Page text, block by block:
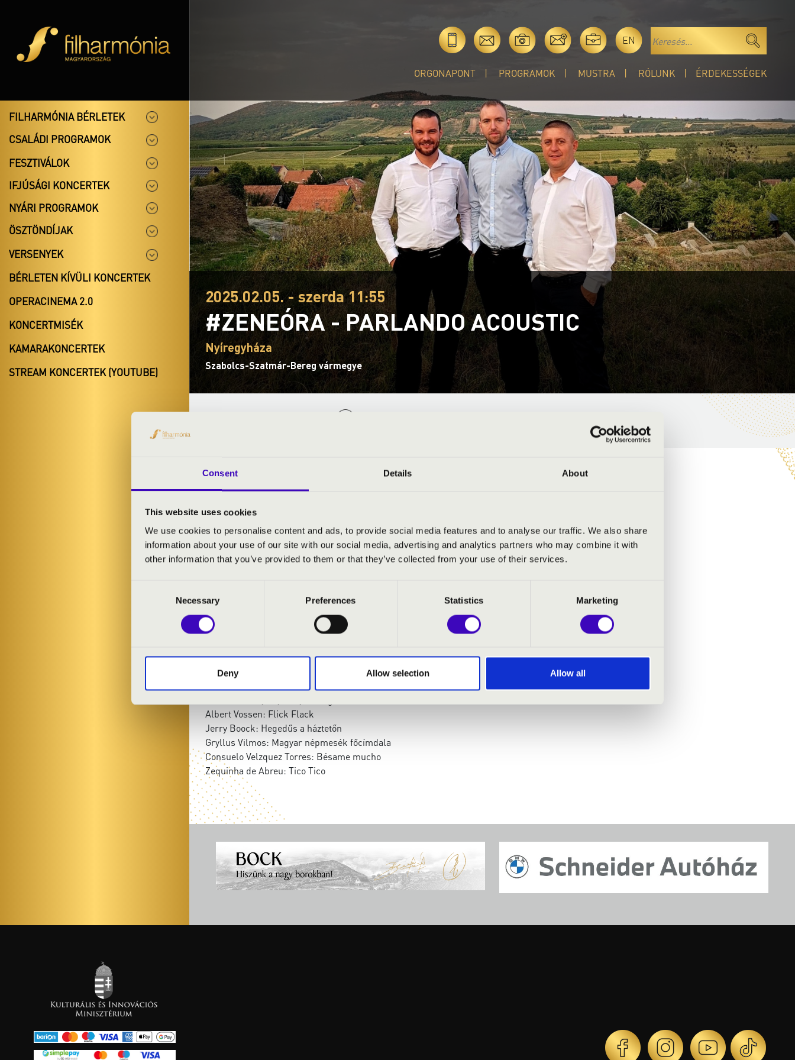
Consent Details About
This website uses cookies
We use cookies to personalise content and ads, to provide social media features and to analyse our traffic. We also share
information about your use of our site with our social media, advertising and analytics partners who may combine it with
other information that you’ve provided to them or that they’ve collected from your use of their services.
Necessary Preferences Statistics Marketing
Deny Allow selection Allow all
EN
ORGONAPONT PROGRAMOK MUSTRA RÓLUNK ÉRDEKESSÉGEK
FILHARMÓNIA BÉRLETEK
CSALÁDI PROGRAMOK
FESZTIVÁLOK
IFJÚSÁGI KONCERTEK
NYÁRI PROGRAMOK
ÖSZTÖNDÍJAK
VERSENYEK
BÉRLETEN KÍVÜLI KONCERTEK
OPERACINEMA 2.0
KONCERTMISÉK
KAMARAKONCERTEK
STREAM KONCERTEK (YOUTUBE)
2025.02.05. - szerda 11:55
#ZENEÓRA - PARLANDO ACOUSTIC
Nyíregyháza
Szabolcs-Szatmár-Bereg vármegye
ELŐADÓK:
Szoroka Dániel
Ignácz Krisztián - bőgő, gitár
Soós János- trombita, dob
Piazzola: Libertango
FranciscoTárrega: Gran Vals
Weiner: Rókatánc
Tony Murena: Indifference
Nikolaus Scholl: Rákóczi- induló
Albert Vossen: Flick Flack
Jerry Boock: Hegedűs a háztetőn
Gryllus Vilmos: Magyar népmesék főcímdala
Consuelo Velzquez Torres: Bésame mucho
Zequinha de Abreu: Tico Tico